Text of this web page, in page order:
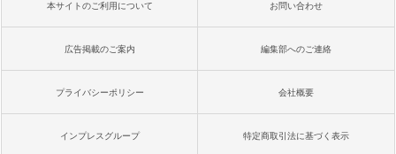
本サイトのご利用について お問い合わせ
広告掲載のご案内 編集部へのご連絡
プライバシーポリシー 会社概要
インプレスグループ 特定商取引法に基づく表示